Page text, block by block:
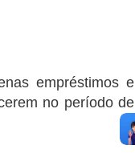
empréstimos e
no período de